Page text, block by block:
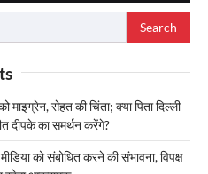
माइग्रेन, सेहत की चिंता; क्या पिता दिल्ली
दीपके का समर्थन करेंगे?
को संबोधित करने की संभावना, विपक्ष